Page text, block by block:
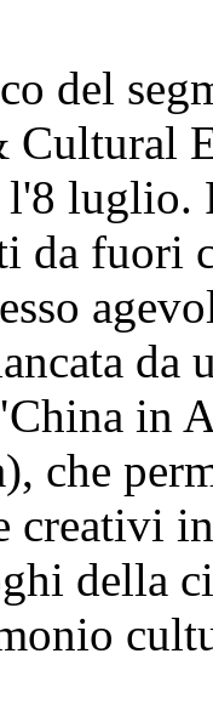
del
luglio.
da fuori
da
in
che
creativi
della